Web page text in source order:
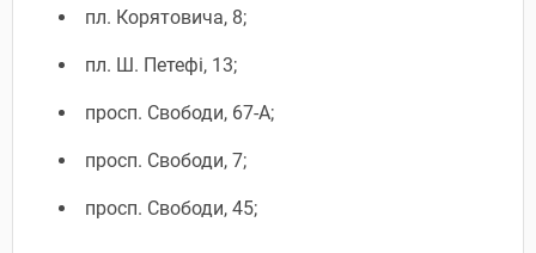
пл. Корятовича, 8;
пл. Ш. Петефі, 13;
просп. Свободи, 67-А;
просп. Свободи, 7;
просп. Свободи, 45;